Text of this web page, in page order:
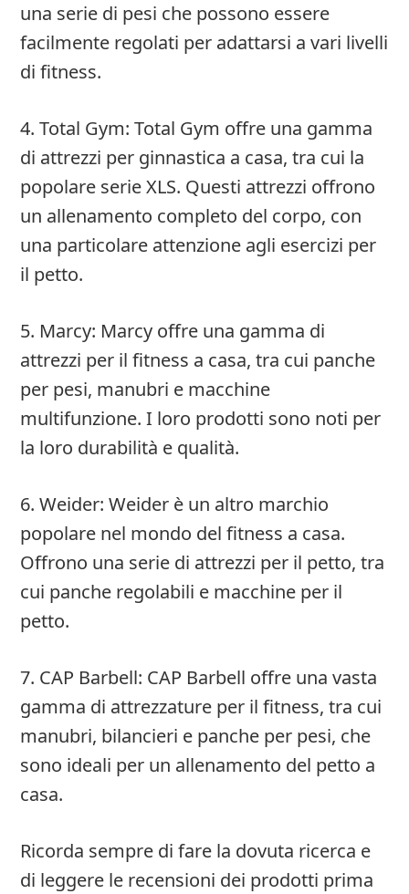
una serie di pesi che possono essere
facilmente regolati per adattarsi a vari livelli
di fitness.
4. Total Gym: Total Gym offre una gamma
di attrezzi per ginnastica a casa, tra cui la
popolare serie XLS. Questi attrezzi offrono
un allenamento completo del corpo, con
una particolare attenzione agli esercizi per
il petto.
5. Marcy: Marcy offre una gamma di
attrezzi per il fitness a casa, tra cui panche
per pesi, manubri e macchine
multifunzione. I loro prodotti sono noti per
la loro durabilità e qualità.
6. Weider: Weider è un altro marchio
popolare nel mondo del fitness a casa.
Offrono una serie di attrezzi per il petto, tra
cui panche regolabili e macchine per il
petto.
7. CAP Barbell: CAP Barbell offre una vasta
gamma di attrezzature per il fitness, tra cui
manubri, bilancieri e panche per pesi, che
sono ideali per un allenamento del petto a
casa.
Ricorda sempre di fare la dovuta ricerca e
di leggere le recensioni dei prodotti prima